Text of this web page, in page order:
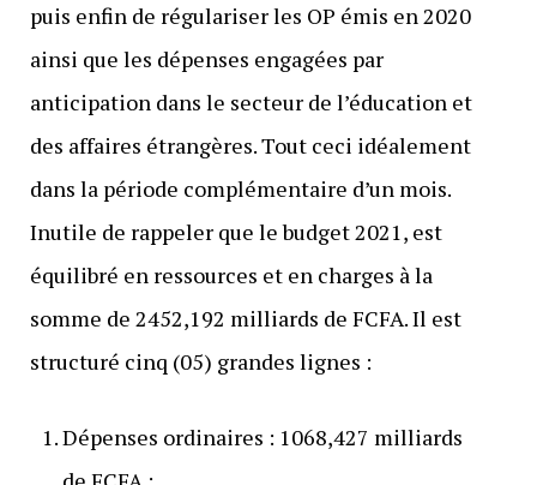
puis enfin de régulariser les OP émis en 2020
ainsi que les dépenses engagées par
anticipation dans le secteur de l’éducation et
des affaires étrangères. Tout ceci idéalement
dans la période complémentaire d’un mois.
Inutile de rappeler que le budget 2021, est
équilibré en ressources et en charges à la
somme de 2452,192 milliards de FCFA. Il est
structuré cinq (05) grandes lignes :
Dépenses ordinaires : 1068,427 milliards